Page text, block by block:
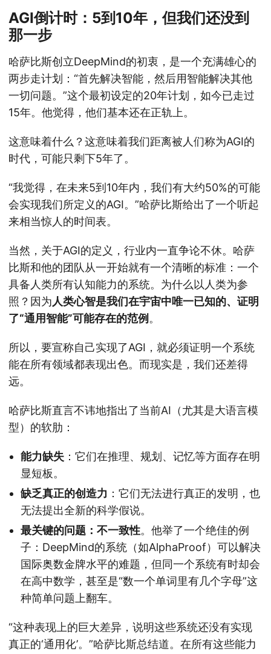
AGI倒计时：5到10年，但我们还没到
那一步
哈萨比斯创立DeepMind的初衷，是一个充满雄心的
两步走计划：“首先解决智能，然后用智能解决其他
一切问题。”这个最初设定的20年计划，如今已走过
15年。他觉得，他们基本还在正轨上。
这意味着什么？这意味着我们距离被人们称为AGI的
时代，可能只剩下5年了。
“我觉得，在未来5到10年内，我们有大约50%的可能
会实现我们所定义的AGI。”哈萨比斯给出了一个听起
来相当惊人的时间表。
当然，关于AGI的定义，行业内一直争论不休。哈萨
比斯和他的团队从一开始就有一个清晰的标准：一个
具备人类所有认知能力的系统。为什么以人类为参
照？因为人类心智是我们在宇宙中唯一已知的、证明
了“通用智能”可能存在的范例。
所以，要宣称自己实现了AGI，就必须证明一个系统
能在所有领域都表现出色。而现实是，我们还差得
远。
哈萨比斯直言不讳地指出了当前AI（尤其是大语言模
型）的软肋：
能力缺失 ：它们在推理、规划、记忆等方面存在明
显短板。
缺乏真正的创造力 ：它们无法进行真正的发明，也
无法提出全新的科学假说。
最关键的问题：不一致性。他举了一个绝佳的例
子：DeepMind的系统（如AlphaProof）可以解决
国际奥数金牌水平的难题，但同一个系统有时却会
在高中数学，甚至是“数一个单词里有几个字母”这
种简单问题上翻车。
“这种表现上的巨大差异，说明这些系统还没有实现
真正的‘通用化’。”哈萨比斯总结道。在所有这些能力